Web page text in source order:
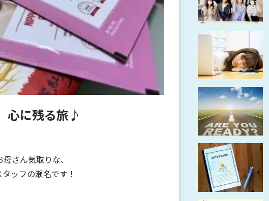
心に残る旅♪
さん気取りな、
ッフの瀬名です！